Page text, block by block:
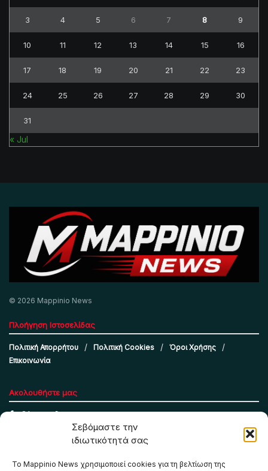
Σεβόμαστε την
ιδιωτικότητά σας
Το Mappinio News χρησιμοποιεί cookies για τη βελτίωση της
3 4 5 6 7 8 9
10 11 12 13 14 15 16
17 18 19 20 21 22 23
24 25 26 27 28 29 30
31
« Jul
© 2026 Mappinio News
Πλοήγηση Ιστοσελίδας
Πολιτική Απορρήτου Πολιτική Cookies
Όροι Χρήσης
Επικοινωνία
Ακολουθήστε μας